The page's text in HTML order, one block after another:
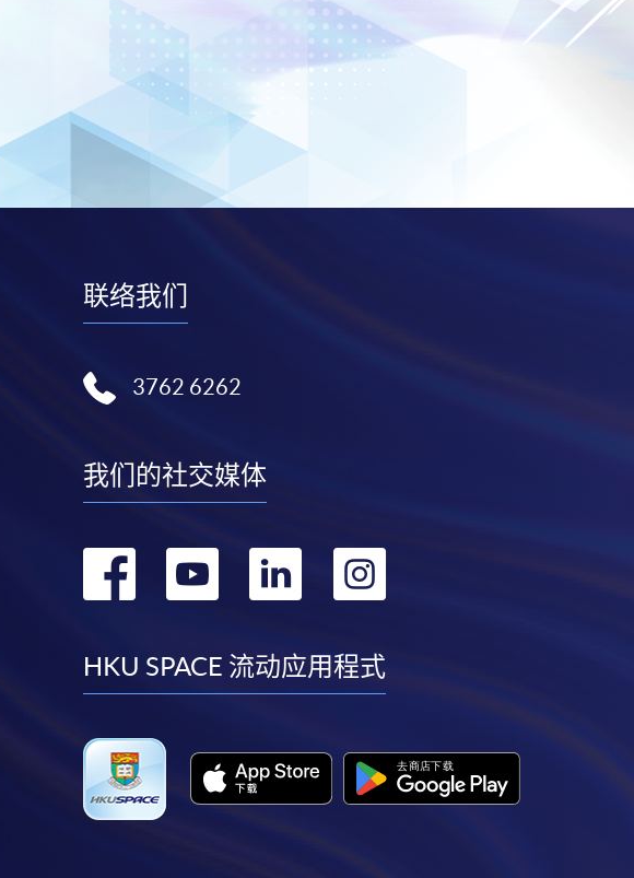
联络我们
3762 6262
我们的社交媒体
转
facebook
转
youtube
转
linkedin
转
instagram
HKU SPACE 流动应用程式